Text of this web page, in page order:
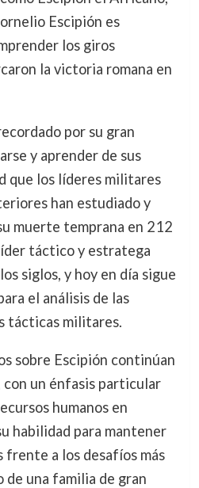
Escipión es
los giros
la victoria romana en
por su gran
y aprender de sus
que los líderes militares
han estudiado y
muerte temprana en 212
táctico y estratega
siglos, y hoy en día sigue
el análisis de las
tácticas militares.
sobre Escipión continúan
con un énfasis particular
humanos en
habilidad para mantener
frente a los desafíos más
de una familia de gran